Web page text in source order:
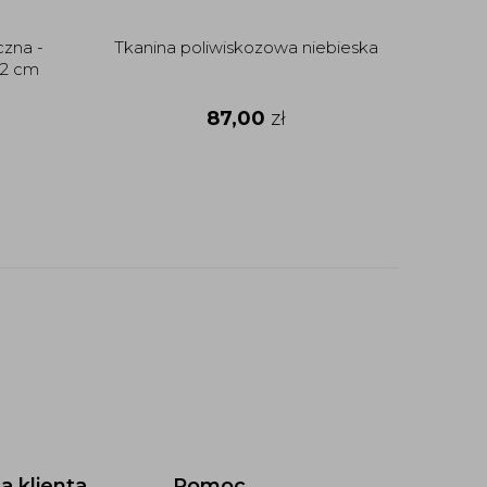
-
cm
Tkanina poliwiskozowa niebieska
87,00 zł